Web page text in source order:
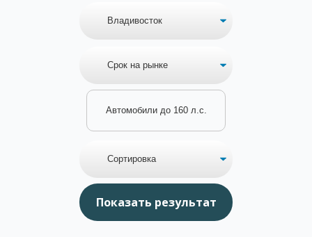
Автомобили до 160 л.с.